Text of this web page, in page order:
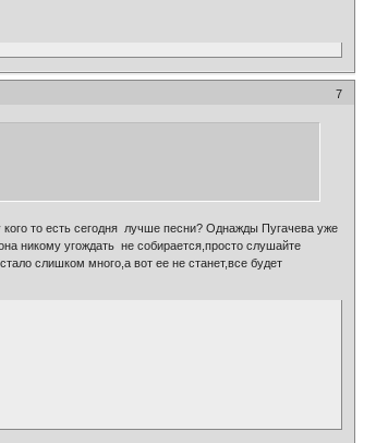
7
то есть сегодня лучше песни? Однажды Пугачева уже
никому угождать не собирается,просто слушайте
слишком много,а вот ее не станет,все будет